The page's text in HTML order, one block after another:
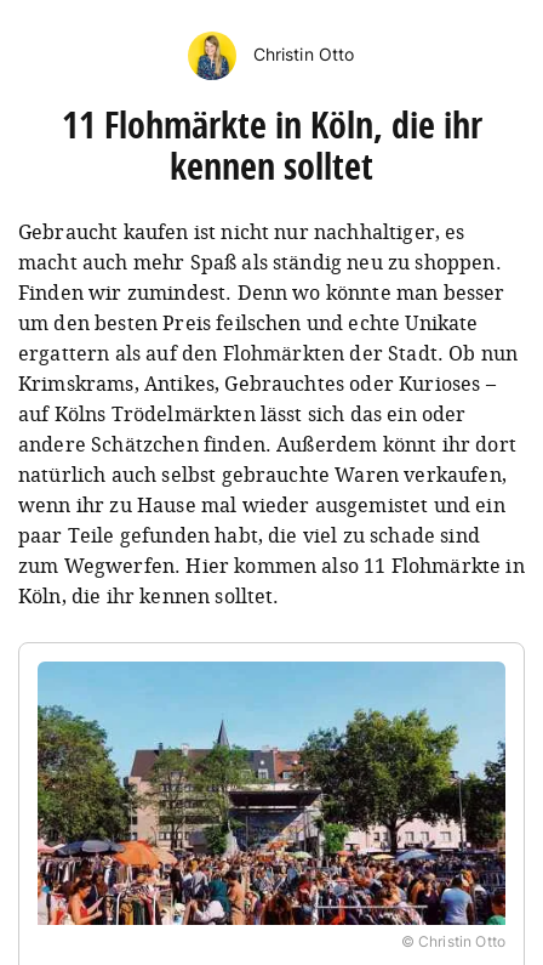
Christin Otto
11 Flohmärkte in Köln, die ihr
kennen solltet
Gebraucht kaufen ist nicht nur nachhaltiger, es
macht auch mehr Spaß als ständig neu zu shoppen.
Finden wir zumindest. Denn wo könnte man besser
um den besten Preis feilschen und echte Unikate
ergattern als auf den Flohmärkten der Stadt. Ob nun
Krimskrams, Antikes, Gebrauchtes oder Kurioses –
auf Kölns Trödelmärkten lässt sich das ein oder
andere Schätzchen finden. Außerdem könnt ihr dort
natürlich auch selbst gebrauchte Waren verkaufen,
wenn ihr zu Hause mal wieder ausgemistet und ein
paar Teile gefunden habt, die viel zu schade sind
zum Wegwerfen. Hier kommen also 11 Flohmärkte in
Köln, die ihr kennen solltet.
© Christin Otto